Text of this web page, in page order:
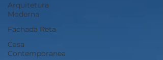
Arquitetura
Moderna
Fachada Reta
Casa
Contemporanea